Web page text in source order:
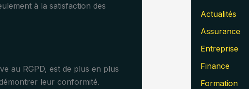
à la satisfaction des
au RGPD, est de plus en plus
leur conformité.
Actualités
Assurance
Entreprise
Finance
Formation